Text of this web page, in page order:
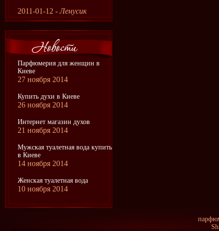
2011-01-12 -Ленусик
Парфюмерия для женщин в
Киеве
27 ноября 2014
Купить духи в Киеве
26 ноября 2014
Интернет магазин духов
21 ноября 2014
Мужская туалетная вода купить
в Киеве
14 ноября 2014
Женская туалетная вода
10 ноября 2014